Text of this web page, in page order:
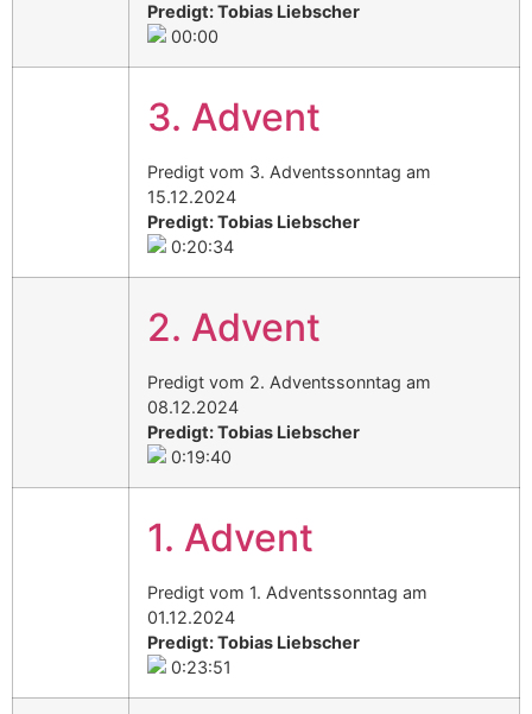
Predigt: Tobias Liebscher
00:00
3. Advent
Predigt vom 3. Adventssonntag am
15.12.2024
Predigt: Tobias Liebscher
0:20:34
2. Advent
Predigt vom 2. Adventssonntag am
08.12.2024
Predigt: Tobias Liebscher
0:19:40
1. Advent
Predigt vom 1. Adventssonntag am
01.12.2024
Predigt: Tobias Liebscher
0:23:51